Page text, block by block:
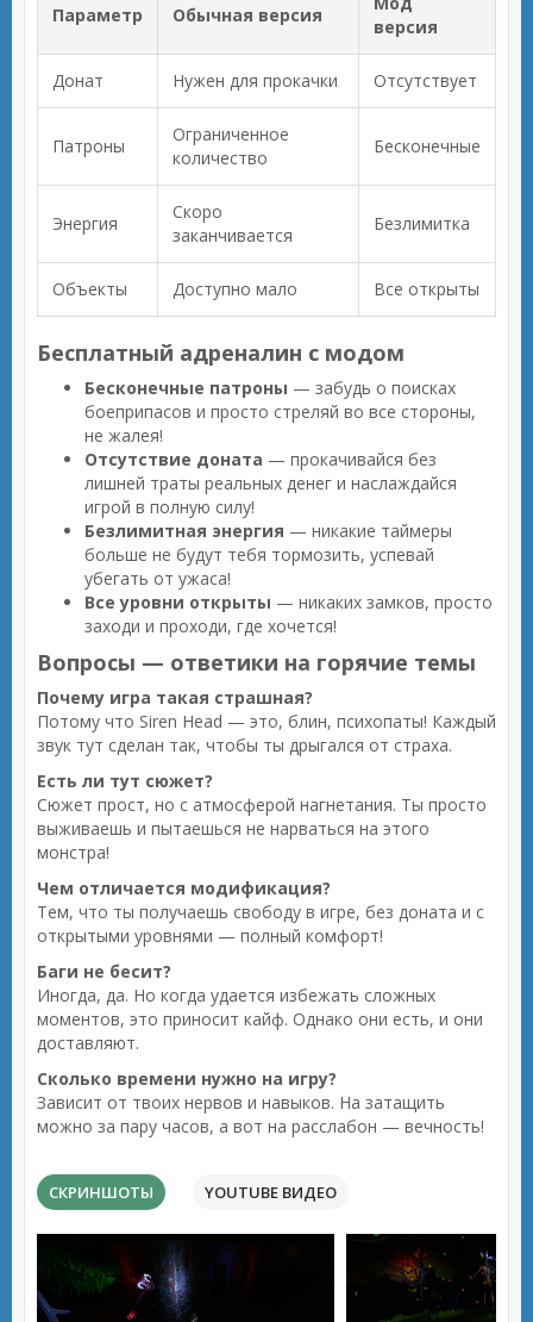
Параметр Обычная версия
версия
Донат Нужен для прокачки Отсутствует
Патроны
Ограниченное
количество
Бесконечные
Энергия
Скоро
заканчивается
Безлимитка
Объекты Доступно мало Все открыты
Бесплатный адреналин с модом
Бесконечные патроны — забудь о поисках
боеприпасов и просто стреляй во все стороны,
не жалея!
Отсутствие доната — прокачивайся без
лишней траты реальных денег и наслаждайся
игрой в полную силу!
Безлимитная энергия — никакие таймеры
больше не будут тебя тормозить, успевай
убегать от ужаса!
Все уровни открыты — никаких замков, просто
заходи и проходи, где хочется!
Вопросы — ответики на горячие темы
Почему игра такая страшная?
Потому что Siren Head — это, блин, психопаты! Каждый
звук тут сделан так, чтобы ты дрыгался от страха.
Есть ли тут сюжет?
Сюжет прост, но с атмосферой нагнетания. Ты просто
выживаешь и пытаешься не нарваться на этого
монстра!
Чем отличается модификация?
Тем, что ты получаешь свободу в игре, без доната и с
открытыми уровнями — полный комфорт!
Баги не бесит?
Иногда, да. Но когда удается избежать сложных
моментов, это приносит кайф. Однако они есть, и они
доставляют.
Сколько времени нужно на игру?
Зависит от твоих нервов и навыков. На затащить
можно за пару часов, а вот на расслабон — вечность!
СКРИНШОТЫ YOUTUBE ВИДЕО